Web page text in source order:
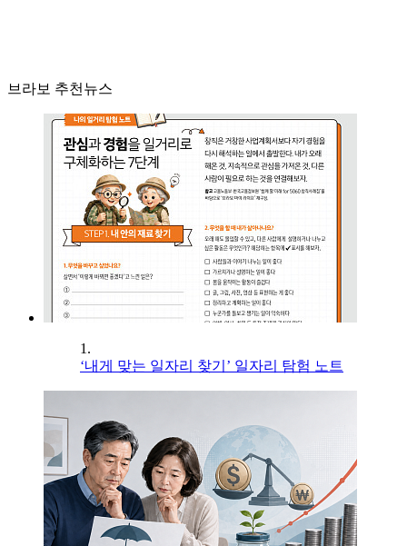
브라보 추천뉴스
1.
‘내게 맞는 일자리 찾기’ 일자리 탐험 노트